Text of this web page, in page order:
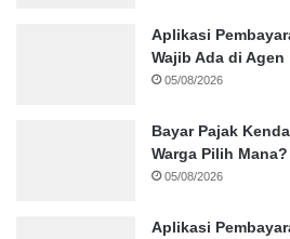
Aplikasi
Wajib Ada di Agen
05/08/2026
Bayar Pajak
Warga Pilih Mana?
05/08/2026
Aplikasi